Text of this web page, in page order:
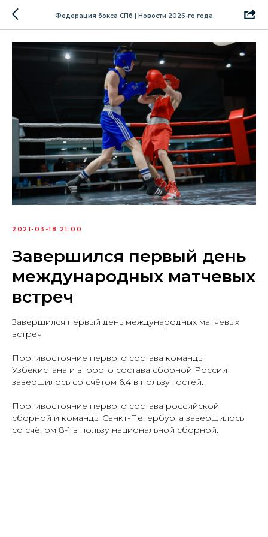
Федерация бокса СПб | Новости 2026-го года
2021-03-18 21:00
Завершился первый день
международных матчевых
встреч
Завершился первый день международных матчевых
встреч
Противостояние первого состава команды
Узбекистана и второго состава сборной России
завершилось со счётом 6:4 в пользу гостей.
Противостояние первого состава российской
сборной и команды Санкт-Петербурга завершилось
со счётом 8-1 в пользу национальной сборной.